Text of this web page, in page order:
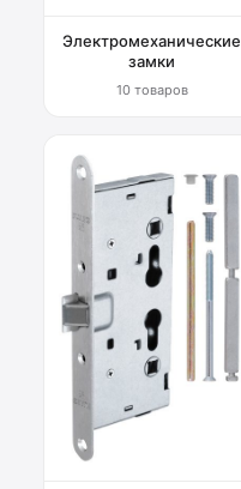
Электромеханические
замки
10 товаров